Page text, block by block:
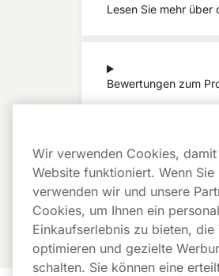
Lesen Sie mehr über
Bewertungen zum
Wir verwenden Cookies,
Website funktioniert. Wenn Sie
verwenden wir und unsere
Cookies, um Ihnen ein
Einkaufserlebnis zu bieten, die
optimieren und gezielte
schalten. Sie können eine